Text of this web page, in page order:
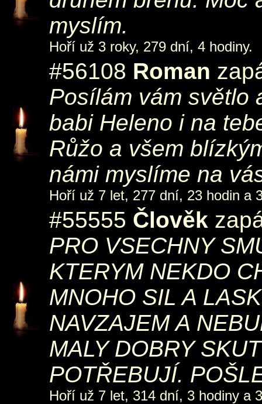
myslím.
Hoří už 3 roky, 279 dní, 4 hodiny.
#56108 Roman
Posílám vám světlo
babi Heleno i na
Růžo a všem
námi myslíme na
Hoří už 7 let, 277 dní, 23 hodin a
#55555 Člověk
PRO VSECHNY
KTERYM NEKDO
MNOHO SIL A
NAVZAJEM A
MALY DOBRY
POTŘEBUJÍ.
Hoří už 7 let, 314 dní, 3 hodiny a